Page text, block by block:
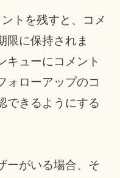
トを残すと、コメ
限に保持されま
キューにコメント
ォローアップのコ
できるようにする
ーがいる場合、そ